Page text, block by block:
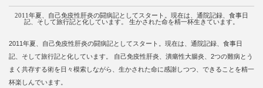
2011年夏、自己免疫性肝炎の闘病記としてスタート。現在は、通院記録、食事日
記、そして旅行記と化しています。 生かされた命を精一杯生きています。
2011年夏、自己免疫性肝炎の闘病記としてスタート。現在は、通院記録、食事日
記、そして旅行記と化しています。 自己免疫性肝炎、潰瘍性大腸炎、2つの難病とう
まく共存する術を日々模索しながら、生かされた命に感謝しつつ、できることを精一
杯楽しんでいます。